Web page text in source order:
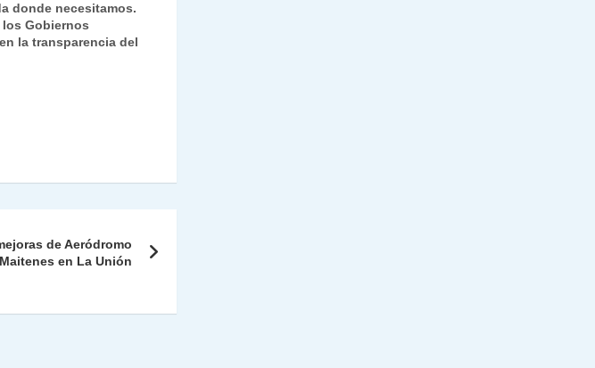
donde necesitamos.
Gobiernos
la transparencia del
de Aeródromo
en La Unión